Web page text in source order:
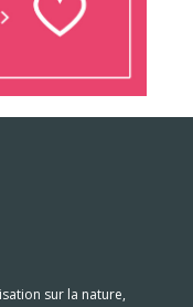
sur la nature,